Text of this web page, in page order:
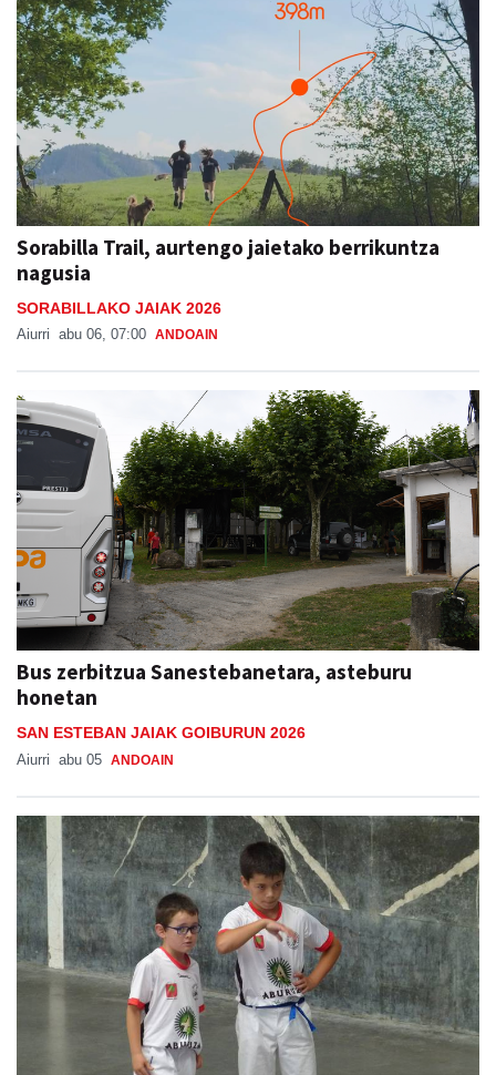
Sorabilla Trail, aurtengo jaietako berrikuntza
nagusia
SORABILLAKO JAIAK 2026
Aiurri abu 06, 07:00 ANDOAIN
Bus zerbitzua Sanestebanetara, asteburu
honetan
SAN ESTEBAN JAIAK GOIBURUN 2026
Aiurri abu 05 ANDOAIN